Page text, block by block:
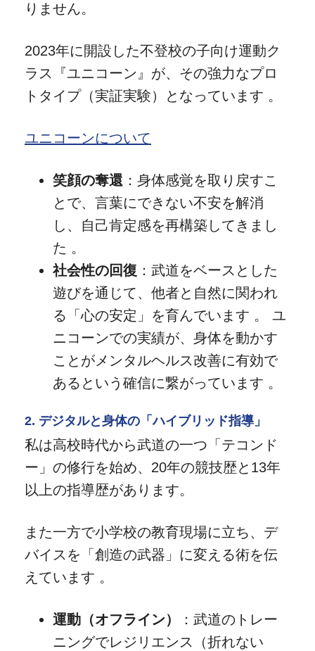
りません。
2023年に開設した不登校の子向け運動ク
ラス『ユニコーン』が、その強力なプロ
トタイプ（実証実験）となっています 。
ユニコーンについて
笑顔の奪還 ：身体感覚を取り戻すこ
とで、言葉にできない不安を解消
し、自己肯定感を再構築してきまし
た 。
社会性の回復 ：武道をベースとした
遊びを通じて、他者と自然に関われ
る「心の安定」を育んでいます 。 ユ
ニコーンでの実績が、身体を動かす
ことがメンタルヘルス改善に有効で
あるという確信に繋がっています 。
2. デジタルと身体の「ハイブリッド指導」
私は高校時代から武道の一つ「テコンド
ー」の修行を始め、20年の競技歴と13年
以上の指導歴があります。
また一方で小学校の教育現場に立ち、デ
バイスを「創造の武器」に変える術を伝
えています 。
運動（オフライン）
：武道のトレー
ニングでレジリエンス（折れない